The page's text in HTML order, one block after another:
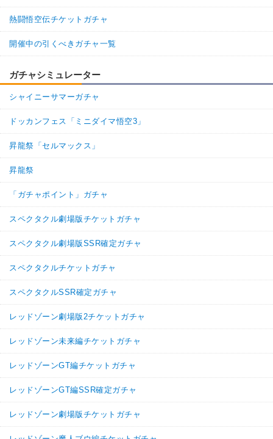
熱闘悟空伝チケットガチャ
開催中の引くべきガチャ一覧
ガチャシミュレーター
シャイニーサマーガチャ
ドッカンフェス「ミニダイマ悟空3」
昇龍祭「セルマックス」
昇龍祭
「ガチャポイント」ガチャ
スペクタクル劇場版チケットガチャ
スペクタクル劇場版SSR確定ガチャ
スペクタクルチケットガチャ
スペクタクルSSR確定ガチャ
レッドゾーン劇場版2チケットガチャ
レッドゾーン未来編チケットガチャ
レッドゾーンGT編チケットガチャ
レッドゾーンGT編SSR確定ガチャ
レッドゾーン劇場版チケットガチャ